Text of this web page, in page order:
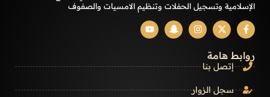
الإسلامية وتسجيل الحفلات وتنظيم الامسيات والصفوف
روابط هامة
إتصل بنا
سجل الزوار